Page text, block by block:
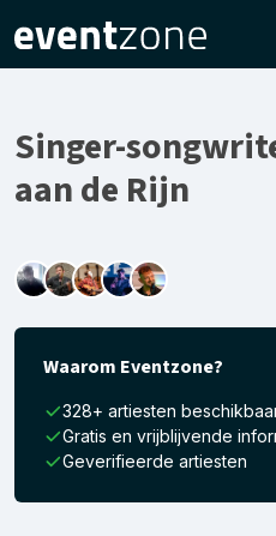
Singer-
aan de Rijn
Waarom Eventzone?
328+ artiesten
Gratis en vrijblijvende
Geverifieerde artiesten